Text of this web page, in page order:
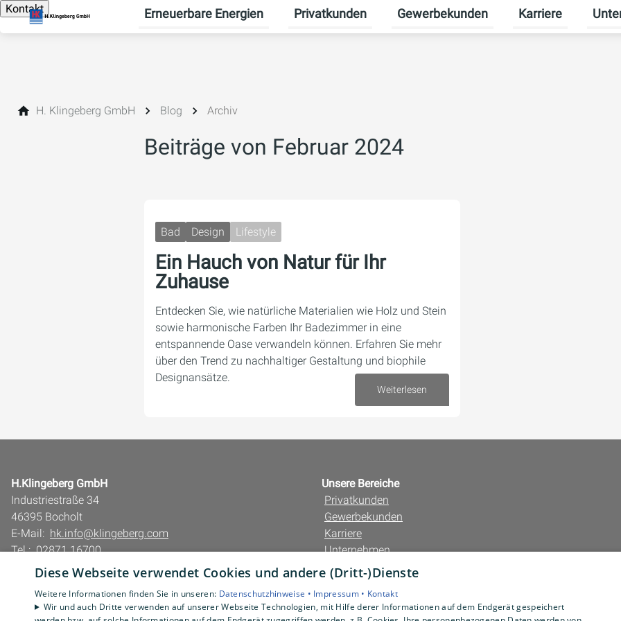
Kontakt Erneuerbare Energien
Untermenü für Erneuerbare Energien umschalten
Privatkunden
Untermenü für Privatkunden umschalten
Gewerbekunden
Untermenü für
Karriere
H. Klingeberg GmbH Blog Archiv
Beiträge von Februar 2024
Bad Design Lifestyle
Ein Hauch von Natur für Ihr
Zuhause
Entdecken Sie, wie natürliche Materialien wie Holz und Stein
sowie harmonische Farben Ihr Badezimmer in eine
entspannende Oase verwandeln können. Erfahren Sie mehr
über den Trend zu nachhaltiger Gestaltung und biophile
Designansätze.
Weiterlesen
H.Klingeberg GmbH
Industriestraße 34
46395 Bocholt
E-Mail: hk.info@klingeberg.com
Tel.: 02871 16700
Impressum
Barrierefreiheitserklärung
Datenschutzerklärung
Unsere Bereiche
Privatkunden
Gewerbekunden
Karriere
Unternehmen
Kontakt
Diese Webseite verwendet Cookies und andere (Dritt-)Dienste
Weitere Informationen finden Sie in unseren: Datenschutzhinweise • Impressum • Kontakt
Wir und auch Dritte verwenden auf unserer Webseite Technologien, mit Hilfe derer Informationen auf dem Endgerät gespeichert